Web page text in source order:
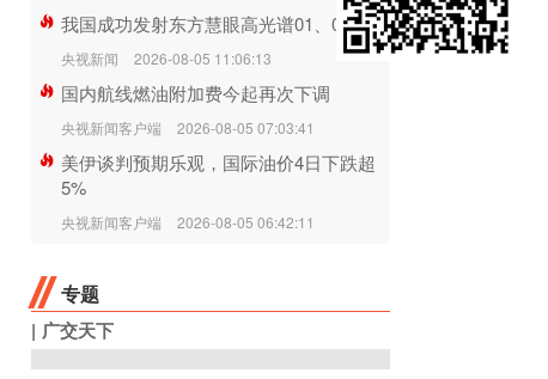
我国成功发射东方慧眼高光谱01、02星
央视新闻 2026-08-05 11:06:13
国内航线燃油附加费今起再次下调
央视新闻客户端 2026-08-05 07:03:41
美伊谈判预期乐观，国际油价4日下跌超
5%
央视新闻客户端 2026-08-05 06:42:11
专题
广交天下